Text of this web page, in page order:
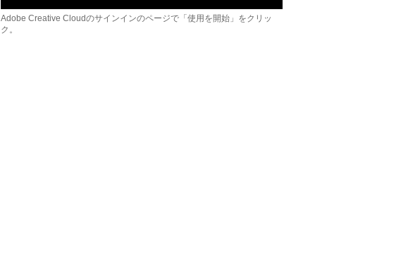
Adobe Creative Cloudのサインインのページで「使用を開始」をクリッ
ク。